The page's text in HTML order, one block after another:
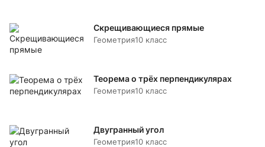
Скрещивающиеся прямые
Геометрия10 класс
Теорема о трёх перпендикулярах
Геометрия10 класс
Двугранный угол
Геометрия10 класс